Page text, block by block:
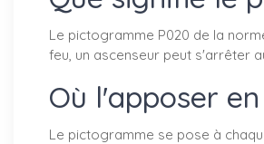
Le pictogramme P020 de la
feu, un ascenseur peut s'arrêter
Où l'apposer
Le pictogramme se pose à